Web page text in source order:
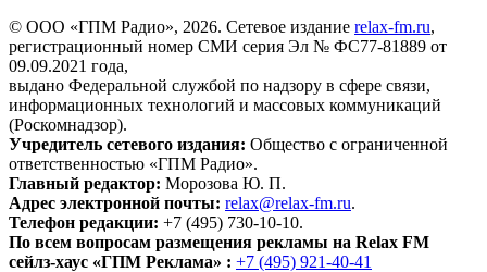
© ООО «ГПМ Радио», 2026. Сетевое издание relax-fm.ru,
регистрационный номер СМИ серия Эл № ФС77-81889 от
09.09.2021 года,
выдано Федеральной службой по надзору в сфере связи,
информационных технологий и массовых коммуникаций
(Роскомнадзор).
Учредитель сетевого издания: Общество с ограниченной
ответственностью «ГПМ Радио».
Главный редактор: Морозова Ю. П.
Адрес электронной почты: relax@relax-fm.ru.
Телефон редакции: +7 (495) 730-10-10.
По всем вопросам размещения рекламы на Relax FM
сейлз-хаус «ГПМ Реклама» : +7 (495) 921-40-41